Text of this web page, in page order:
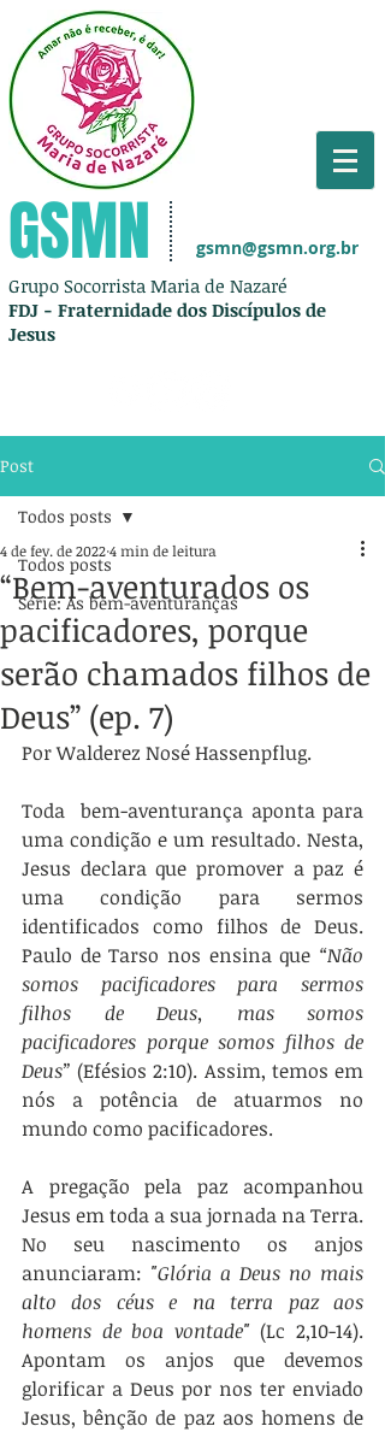
GSMN
Grupo Socorrista Maria de Nazaré
FDJ - Fraternidade dos Discípulos de
Jesus
gsmn@gsmn.org.br
Post
Todos posts
Série: As bem-aventuranças
Todos posts
“Bem-aventurados os
pacificadores, porque
serão chamados filhos de
Deus” (ep. 7)
4 de fev. de 20224 min de leitura
Por Walderez Nosé Hassenpflug.
Toda  bem-aventurança aponta para
uma condição e um resultado. Nesta,
Jesus declara que promover a paz é
uma condição para sermos
identificados como filhos de Deus.
Paulo de Tarso nos ensina que “Não
somos pacificadores para sermos
filhos de Deus, mas somos
pacificadores porque somos filhos de
Deus” (Efésios 2:10). Assim, temos em
nós a potência de atuarmos no
mundo como pacificadores.
A pregação pela paz acompanhou
Jesus em toda a sua jornada na Terra.
No seu nascimento os anjos
anunciaram: "Glória a Deus no mais
alto dos céus e na terra paz aos
homens de boa vontade" (Lc 2,10-14).
Apontam os anjos que devemos
glorificar a Deus por nos ter enviado
Jesus, bênção de paz aos homens de